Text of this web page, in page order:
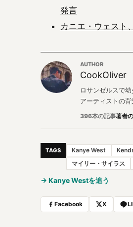
発言
カニエ・ウェスト
AUTHOR
CookOliver
ロサンゼルスで
アーティストの
396本の記事著者
TAGS Kanye West
マイリー・サイラス
→ Kanye Westを追う
Facebook X